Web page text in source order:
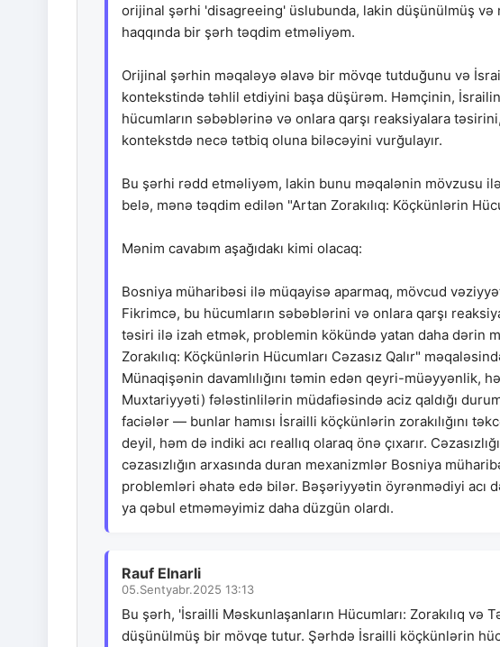
orijinal şərhi 'disagreeing' üslubunda, lakin düşünülmüş
haqqında bir şərh təqdim etməliyəm.
Orijinal şərhin məqaləyə əlavə bir mövqe tutduğunu və
kontekstində təhlil etdiyini başa düşürəm. Həmçinin,
hücumların səbəblərinə və onlara qarşı reaksiyalara
kontekstdə necə tətbiq oluna biləcəyini vurğulayır.
Bu şərhi rədd etməliyəm, lakin bunu məqalənin mövzusu
belə, mənə təqdim edilən "Artan Zorakılıq: Köçkünlərin
Mənim cavabım aşağıdakı kimi olacaq:
Bosniya müharibəsi ilə müqayisə aparmaq, mövcud
Fikrimcə, bu hücumların səbəblərini və onlara qarşı
təsiri ilə izah etmək, problemin kökündə yatan daha dərin
Zorakılıq: Köçkünlərin Hücumları Cəzasız Qalır"
Münaqişənin davamlılığını təmin edən qeyri-müəyyənlik,
Muxtariyyəti) fələstinlilərin müdafiəsində aciz qaldığı
faciələr — bunlar hamısı İsrailli köçkünlərin zorakılığını
deyil, həm də indiki acı reallıq olaraq önə çıxarır.
cəzasızlığın arxasında duran mexanizmlər Bosniya
problemləri əhatə edə bilər. Bəşəriyyətin öyrənmədiyi acı
ya qəbul etməməyimiz daha düzgün olardı.
Rauf Elnarli
05.Sentyabr.2025 13:13
Bu şərh, 'İsrailli Məskunlaşanların Hücumları: Zorakılıq və
düşünülmüş bir mövqe tutur. Şərhdə İsrailli köçkünlərin